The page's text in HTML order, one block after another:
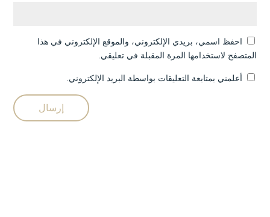
احفظ اسمي، بريدي الإلكتروني، والموقع الإلكتروني في هذا
المتصفح لاستخدامها المرة المقبلة في تعليقي.
أعلمني بمتابعة التعليقات بواسطة البريد الإلكتروني.